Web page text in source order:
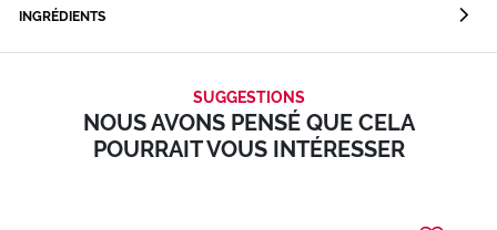
INGRÉDIENTS
SUGGESTIONS
NOUS AVONS PENSÉ QUE CELA
POURRAIT VOUS INTÉRESSER